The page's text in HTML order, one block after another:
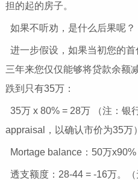
担的起的房子。
如果不听劝，是什么后果呢？
进一步假设，如果当初您的
三年来您仅仅能够将贷款余额
跌到只有35万：
35万 x 80% = 28万 （注：银
appraisal，以确认市价为35万）
Mortage balance：50万
透支额度：28-44 = -16万。